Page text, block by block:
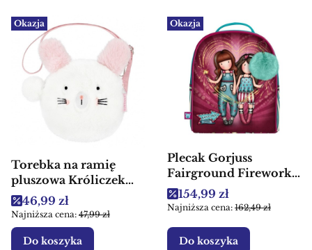
Okazja
Torebka na ramię
pluszowa Króliczek
Starpak - Torba dla
dzieci
Cena promocyjna
46,99 zł
Najniższa cena: 47,99 zł
Do koszyka
Okazja
Plecak Gorjuss
Fairground Fireworks
Santoro dla dzieci
mały
Cena promocyjna
154,99 zł
Najniższa cena: 162,49 zł
Do koszyka